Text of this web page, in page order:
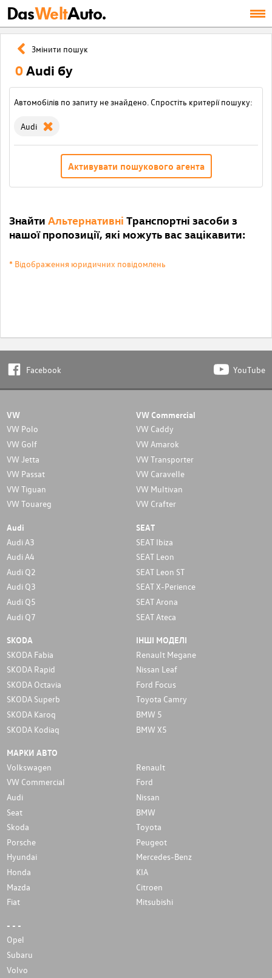
DasWeltAuto.
Змінити пошук
0Audi бу
Автомобілів по запиту не знайдено. Спростіть критерії пошуку:
Audi
Активувати пошукового агента
Знайти Альтернативні Транспортні засоби з
нашої пропозиції, які можуть вас зацікавити:
* Відображення юридичних повідомлень
Facebook YouTube
VW
VW Polo
VW Golf
VW Jetta
VW Passat
VW Tiguan
VW Touareg
VW Commercial
VW Caddy
VW Amarok
VW Transporter
VW Caravelle
VW Multivan
VW Crafter
Audi
Audi A3
Audi A4
Audi Q2
Audi Q3
Audi Q5
Audi Q7
SEAT
SEAT Ibiza
SEAT Leon
SEAT Leon ST
SEAT X-Perience
SEAT Arona
SEAT Ateca
SKODA
SKODA Fabia
SKODA Rapid
SKODA Octavia
SKODA Superb
SKODA Karoq
SKODA Kodiaq
ІНШІ МОДЕЛІ
Renault Megane
Nissan Leaf
Ford Focus
Toyota Camry
BMW 5
BMW X5
МАРКИ АВТО
Volkswagen
Renault
VW Commercial
Ford
Audi
Nissan
Seat
BMW
Skoda
Toyota
Porsche
Peugeot
Hyundai
Mercedes-Benz
Honda
KIA
Mazda
Citroen
Fiat
Mitsubishi
- - -
Opel
Subaru
Volvo